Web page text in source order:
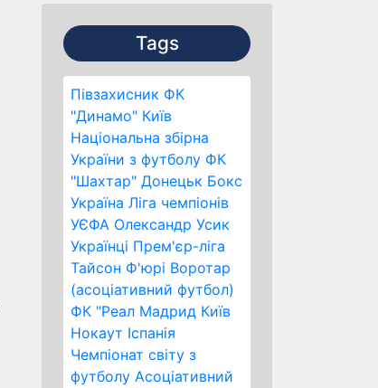
Tags
Півзахисник ФК
"Динамо" Київ
Національна збірна
України з футболу ФК
"Шахтар" Донецьк Бокс
Україна Ліга чемпіонів
УЄФА Олександр Усик
Українці Прем'єр-ліга
Тайсон Ф'юрі Воротар
(асоціативний футбол)
ФК "Реал Мадрид Київ
Нокаут Іспанія
Чемпіонат світу з
футболу Асоціативний